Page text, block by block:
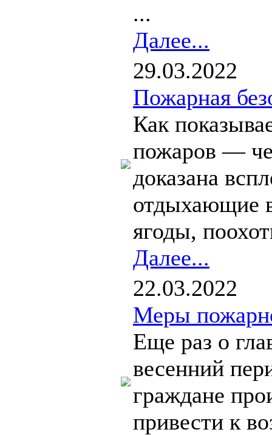
...
Далее...
29.03.2022
Пожарная
Как
пожаров —
доказана
отдыхающие
ягоды,
Далее...
22.03.2022
Меры
Еще раз о
весенний
граждане
привести к